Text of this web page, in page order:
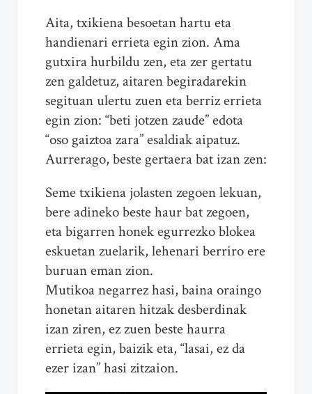
Aita, txikiena besoetan hartu eta
handienari errieta egin zion. Ama
gutxira hurbildu zen, eta zer gertatu
zen galdetuz, aitaren begiradarekin
segituan ulertu zuen eta berriz errieta
egin zion: “beti jotzen zaude” edota
“oso gaiztoa zara” esaldiak aipatuz.
Aurrerago, beste gertaera bat izan zen:
Seme txikiena jolasten zegoen lekuan,
bere adineko beste haur bat zegoen,
eta bigarren honek egurrezko blokea
eskuetan zuelarik, lehenari berriro ere
buruan eman zion.
Mutikoa negarrez hasi, baina oraingo
honetan aitaren hitzak desberdinak
izan ziren, ez zuen beste haurra
errieta egin, baizik eta, “lasai, ez da
ezer izan” hasi zitzaion.